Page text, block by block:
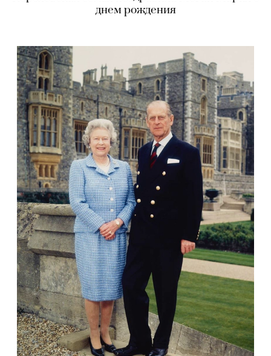
днем рождения